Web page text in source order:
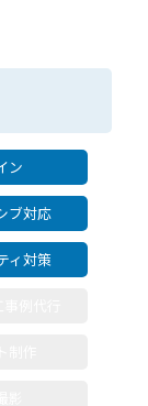
ン
ブ対応
ィ対策